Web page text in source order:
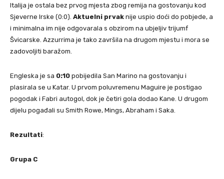
Italija je ostala bez prvog mjesta zbog remija na gostovanju kod
Sjeverne Irske (0:0). Aktuelni prvak nije uspio doći do pobjede, a
i minimalna im nije odgovarala s obzirom na ubjeljiv trijumf
Švicarske. Azzurrima je tako završila na drugom mjestu i mora se
zadovoljiti baražom.
Engleska je sa 0:10 pobijedila San Marino na gostovanju i
plasirala se u Katar. U prvom poluvremenu Maguire je postigao
pogodak i Fabri autogol, dok je četiri gola dodao Kane. U drugom
dijelu pogađali su Smith Rowe, Mings, Abraham i Saka.
Rezultati:
Grupa C